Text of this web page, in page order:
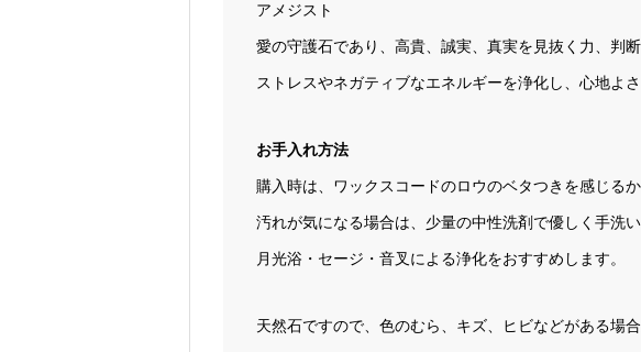
アメジスト
愛の守護石であり、高貴、誠実、真実を見抜く力、判断
ストレスやネガティブなエネルギーを浄化し、心地よ
お手入れ方法
購入時は、ワックスコードのロウのベタつきを感じる
汚れが気になる場合は、少量の中性洗剤で優しく手洗い
月光浴・セージ・音叉による浄化をおすすめします。
天然石ですので、色のむら、キズ、ヒビなどがある場合